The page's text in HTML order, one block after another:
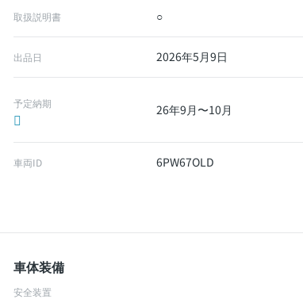
取扱説明書 ○
出品日 2026年5月9日
予定納期 26年9月〜10月
車両ID 6PW67OLD
車体装備
安全装置